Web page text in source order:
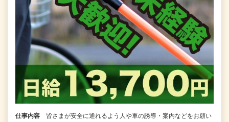
仕事内容 皆さまが安全に通れるよう人や車の誘導・案内などをお願い